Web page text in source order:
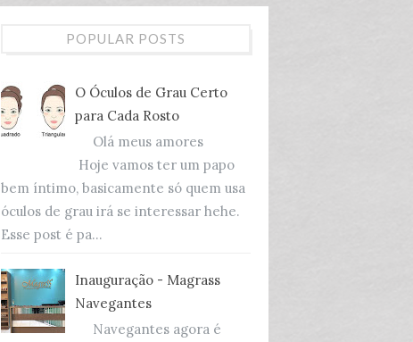
POPULAR POSTS
O Óculos de Grau Certo
para Cada Rosto
Olá meus amores
Hoje vamos ter um papo
bem íntimo, basicamente só quem usa
óculos de grau irá se interessar hehe.
Esse post é pa...
Inauguração - Magrass
Navegantes
Navegantes agora é